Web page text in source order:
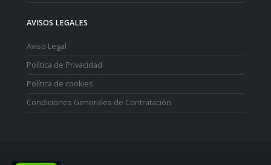
AVISOS LEGALES
Aviso Legal
Política de Privacidad
Política de cookies
Condiciones Generales de Contratación